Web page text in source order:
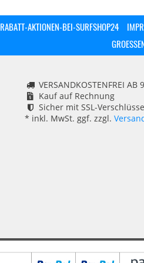
RABATT-AKTIONEN-BEI-SURFSHOP24
VERSANDKOSTENFREI AB
Kauf auf Rechnung
Sicher mit SSL-
* inkl. MwSt. ggf. zzgl.